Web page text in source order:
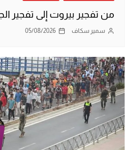
من تفجير بيروت إلى تفجير
سمير سكاف 05/08/2026